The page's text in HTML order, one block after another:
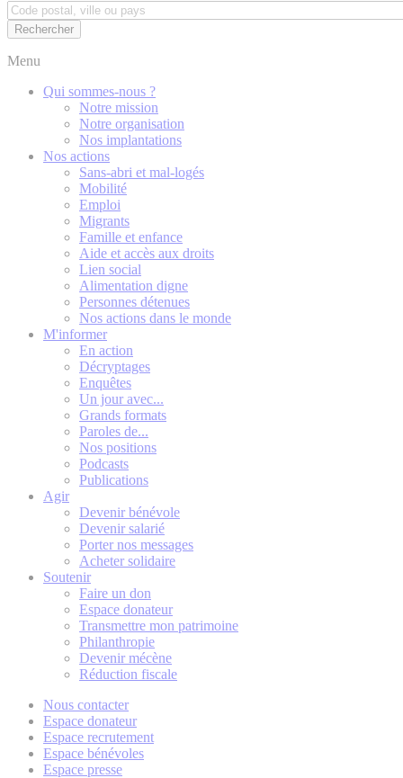
Menu
Qui sommes-nous ?
Notre mission
Notre organisation
Nos implantations
Nos actions
Sans-abri et mal-logés
Mobilité
Emploi
Migrants
Famille et enfance
Aide et accès aux droits
Lien social
Alimentation digne
Personnes détenues
Nos actions dans le monde
M'informer
En action
Décryptages
Enquêtes
Un jour avec...
Grands formats
Paroles de...
Nos positions
Podcasts
Publications
Agir
Devenir bénévole
Devenir salarié
Porter nos messages
Acheter solidaire
Soutenir
Faire un don
Espace donateur
Transmettre mon patrimoine
Philanthropie
Devenir mécène
Réduction fiscale
Nous contacter
Espace donateur
Espace recrutement
Espace bénévoles
Espace presse